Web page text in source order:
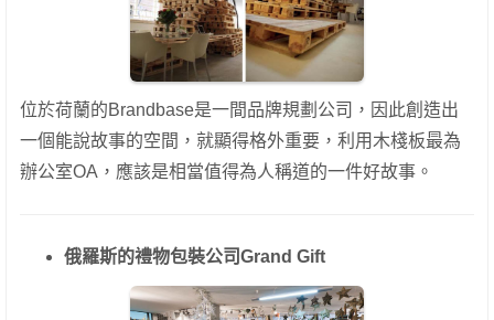
位於荷蘭的Brandbase是一間品牌規劃公司，因此創造出
一個能說故事的空間，就顯得格外重要，利用木棧板最為
辦公室OA，應該是相當值得為人稱道的一件好故事。
俄羅斯的禮物包裝公司Grand Gift